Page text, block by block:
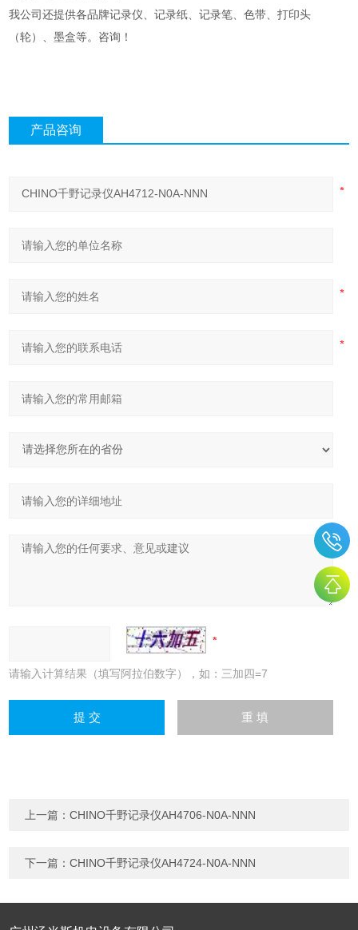
我公司还提供各品牌记录仪、记录纸、记录笔、色带、打印头
（轮）、墨盒等。咨询！
产品咨询
请输入计算结果（填写阿拉伯数字），如：三加四=7
上一篇：CHINO千野记录仪AH4706-N0A-NNN
下一篇：CHINO千野记录仪AH4724-N0A-NNN